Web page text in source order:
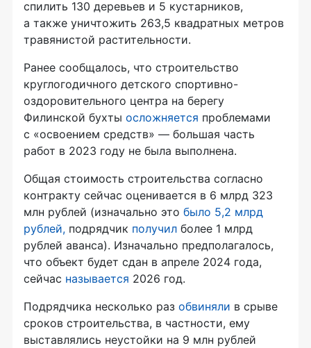
спилить 130 деревьев и 5 кустарников,
а также уничтожить 263,5 квадратных метров
травянистой растительности.
Ранее сообщалось, что строительство
круглогодичного детского спортивно-
оздоровительного центра на берегу
Филинской бухты осложняется проблемами
с «освоением средств» — большая часть
работ в 2023 году не была выполнена.
Общая стоимость строительства согласно
контракту сейчас оценивается в 6 млрд 323
млн рублей (изначально это было 5,2 млрд
рублей, подрядчик получил более 1 млрд
рублей аванса). Изначально предполагалось,
что объект будет сдан в апреле 2024 года,
сейчас называется 2026 год.
Подрядчика несколько раз обвиняли в срыве
сроков строительства, в частности, ему
выставлялись неустойки на 9 млн рублей